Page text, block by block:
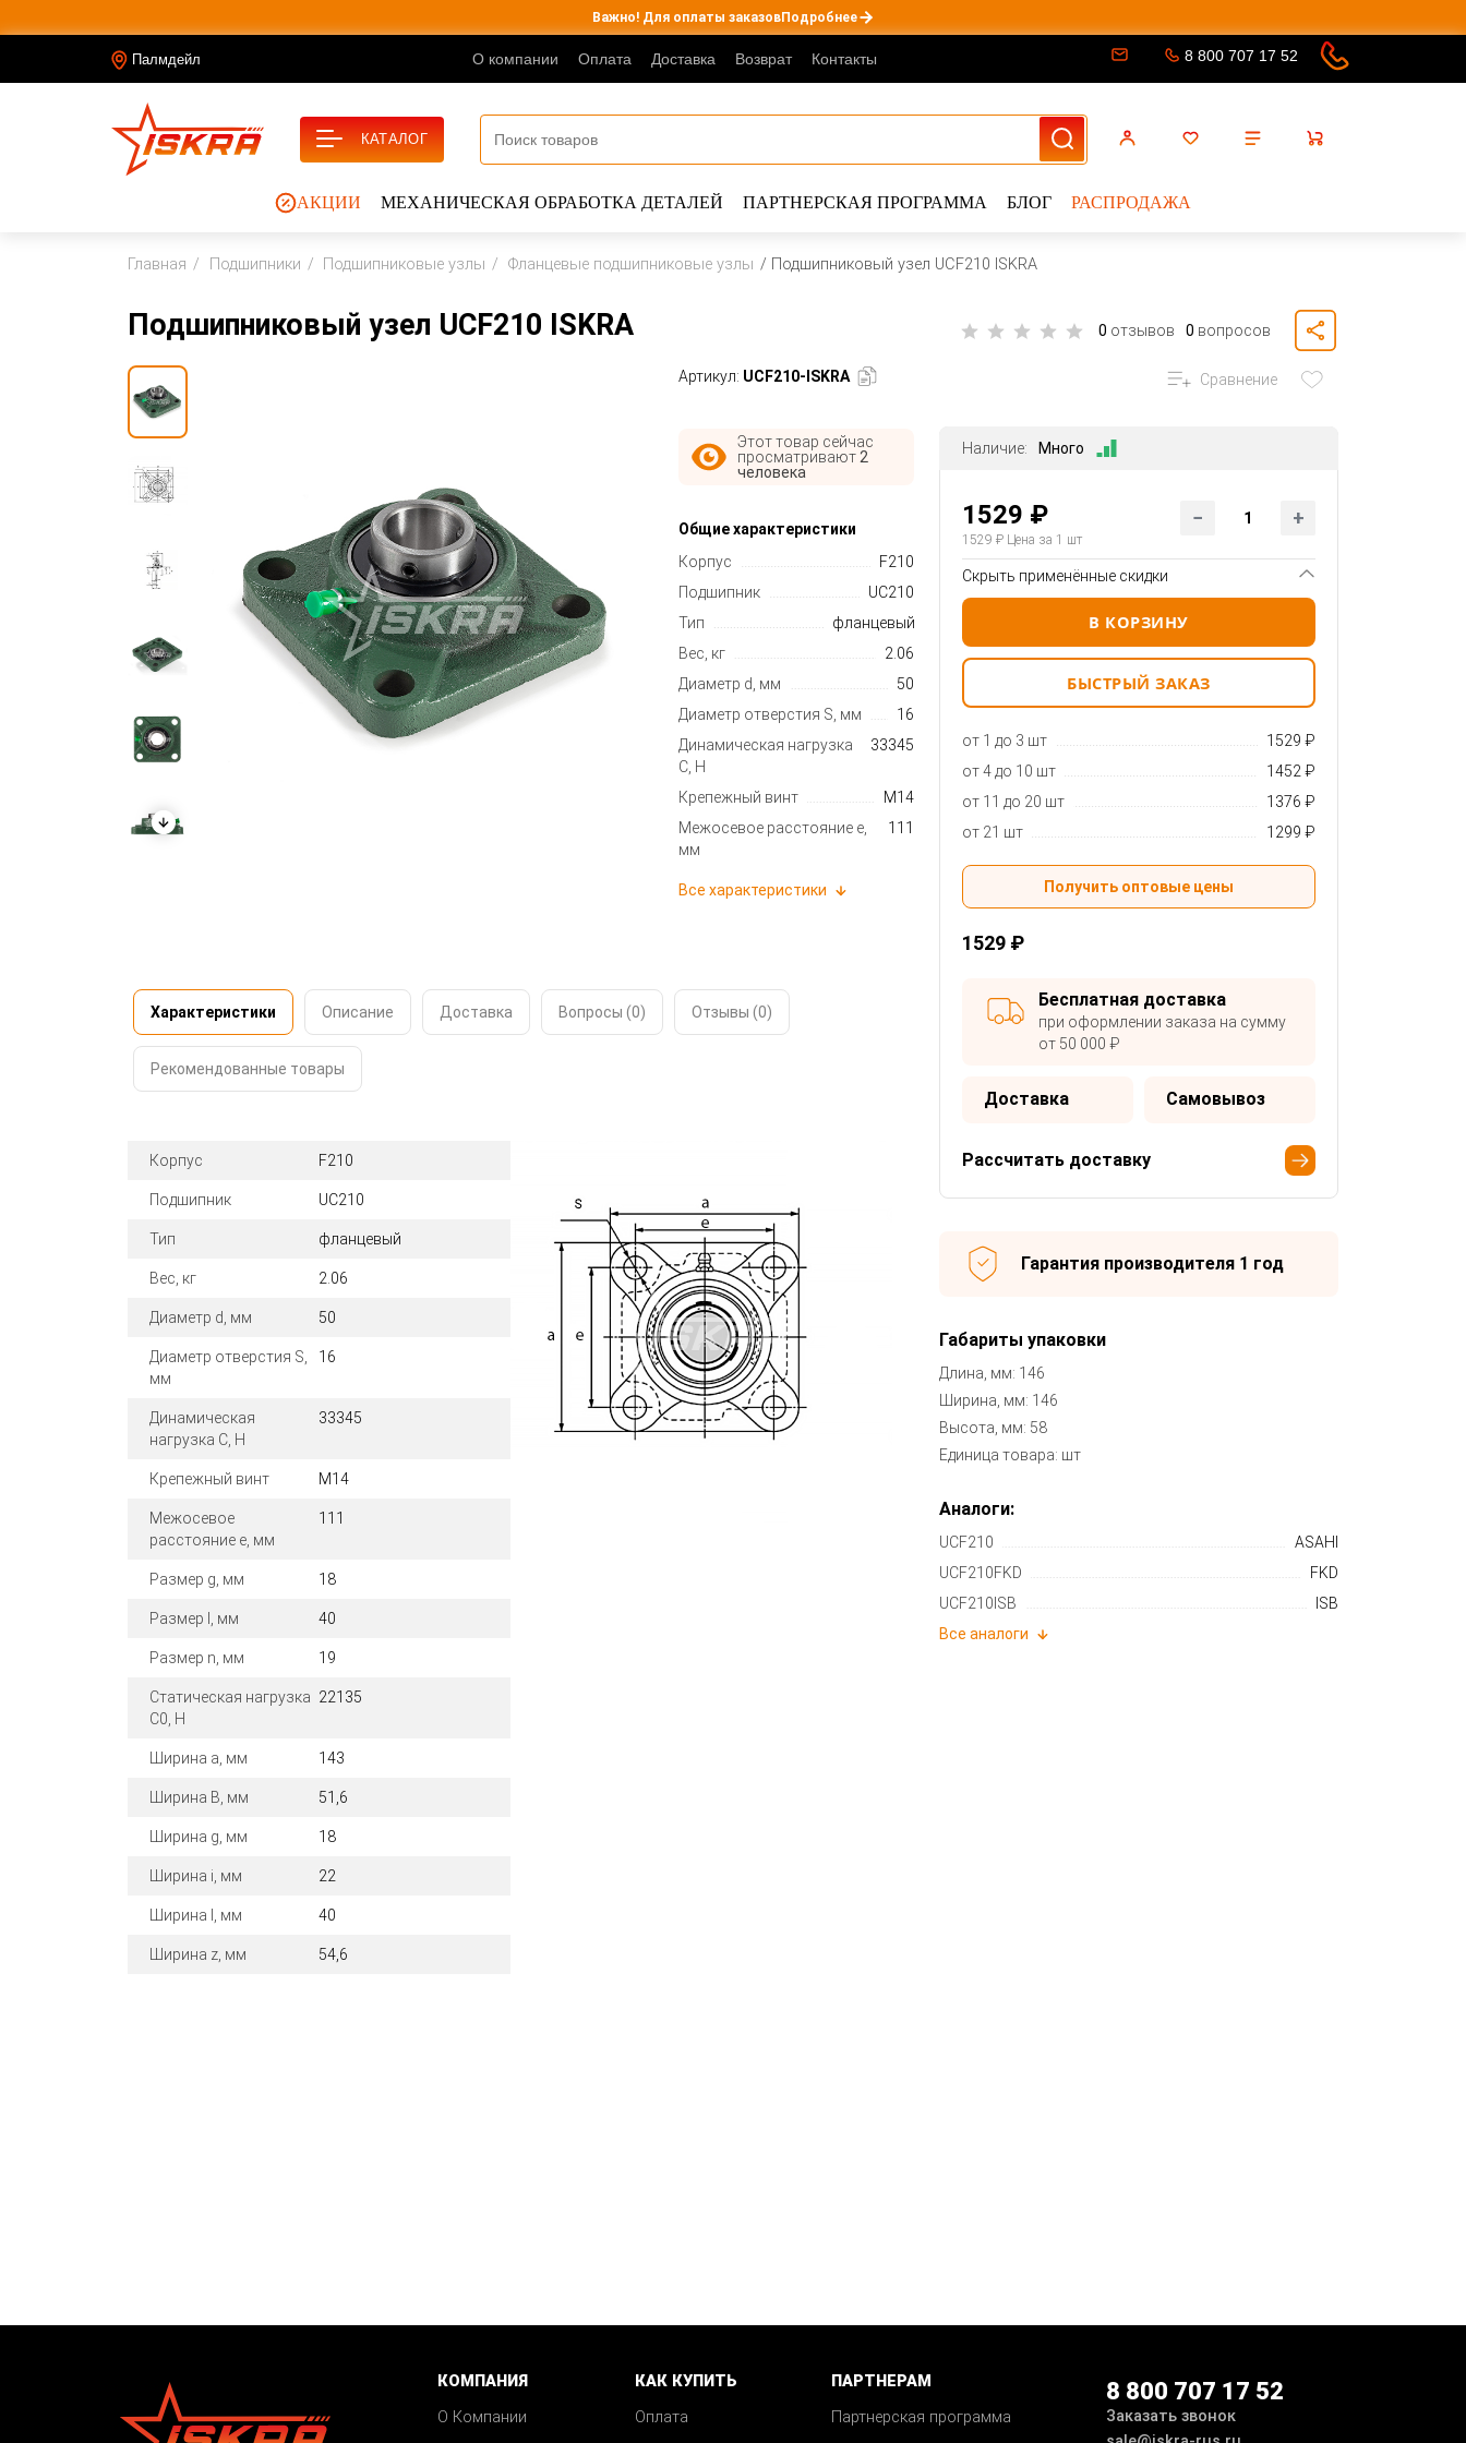
Важно! Для оплаты заказовПодробнее
Палмдейл О компании Оплата Доставка Возврат Контакты 8 800 707 17 52
АКЦИИ МЕХАНИЧЕСКАЯ ОБРАБОТКА ДЕТАЛЕЙ ПАРТНЕРСКАЯ ПРОГРАММА БЛОГ РАСПРОДАЖА
КАТАЛОГ
Главная Подшипники Подшипниковые узлы Фланцевые подшипниковые узлы Подшипниковый узел UCF210 ISKRA
Подшипниковый узел UCF210 ISKRA 0 отзывов 0 вопросов
Артикул: UCF210-ISKRA
Этот товар сейчас
просматривают 2
человека
Общие характеристики
Корпус
F210
Подшипник
UC210
Тип
фланцевый
Вес, кг
2.06
Диаметр d, мм
50
Диаметр отверстия S, мм
16
Динамическая нагрузка
C, Н
33345
Крепежный винт
M14
Межосевое расстояние e,
мм
111
Все характеристики
Характеристики Описание Доставка Вопросы (0) Отзывы (0)
Рекомендованные товары
Корпус F210
Подшипник UC210
Тип фланцевый
Вес, кг 2.06
Диаметр d, мм 50
Диаметр отверстия S,
мм
16
Динамическая
нагрузка C, Н
33345
Крепежный винт M14
Межосевое
расстояние e, мм
111
Размер g, мм 18
Размер l, мм 40
Размер n, мм 19
Статическая нагрузка
C0, Н
22135
Ширина a, мм 143
Ширина B, мм 51,6
Ширина g, мм 18
Ширина i, мм 22
Ширина l, мм 40
Ширина z, мм 54,6
Сравнение
Наличие: Много
1529 ₽
1529 ₽Цена за 1 шт
Скрыть применённые скидки
В КОРЗИНУ
БЫСТРЫЙ ЗАКАЗ
от 1 до 3 шт
1529 ₽
от 4 до 10 шт
1452 ₽
от 11 до 20 шт
1376 ₽
от 21 шт
1299 ₽
Получить оптовые цены
1529 ₽
Бесплатная доставка
при оформлении заказа на сумму
от 50 000 ₽
Доставка Самовывоз
Рассчитать доставку
Гарантия производителя 1 год
Габариты упаковки
Длина, мм: 146
Ширина, мм: 146
Высота, мм: 58
Единица товара: шт
Аналоги:
UCF210
ASAHI
UCF210FKD
FKD
UCF210ISB
ISB
Все аналоги
КОМПАНИЯ
О Компании
КАК КУПИТЬ
Оплата
ПАРТНЕРАМ
Партнерская программа
8 800 707 17 52
Заказать звонок